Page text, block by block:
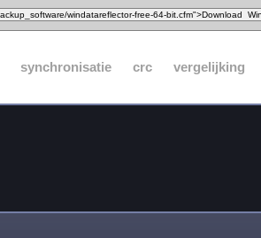
synchronisatie crc vergelijking